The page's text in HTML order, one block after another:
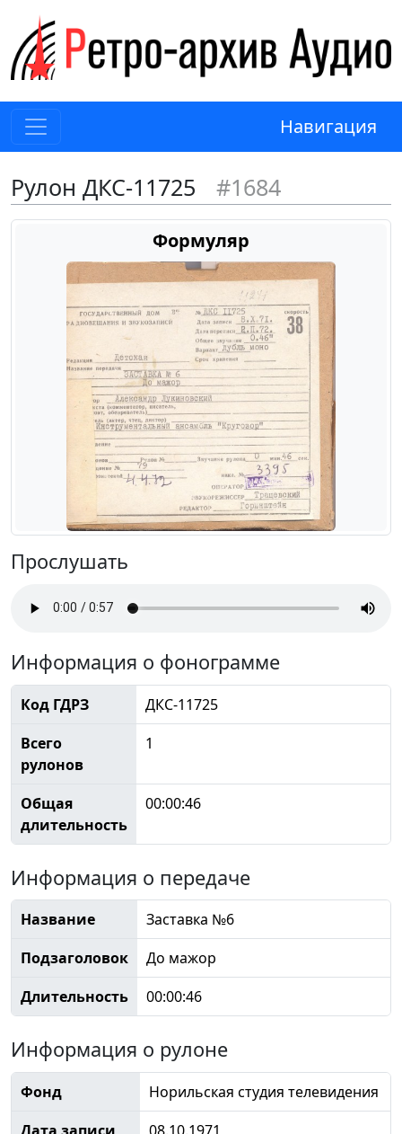
Навигация
Рулон ДКС-11725 #1684
Формуляр
Прослушать
Информация о фонограмме
Код ГДРЗ
ДКС-11725
Всего
рулонов
1
Общая
длительность
00:00:46
Информация о передаче
Название
Заставка №6
Подзаголовок
До мажор
Длительность
00:00:46
Информация о рулоне
Фонд
Норильская студия телевидения